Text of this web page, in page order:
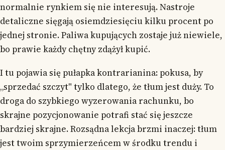
normalnie rynkiem się nie interesują. Nastroje
detaliczne sięgają osiemdziesięciu kilku procent po
jednej stronie. Paliwa kupujących zostaje już niewiele,
bo prawie każdy chętny zdążył kupić.
I tu pojawia się pułapka kontrarianina: pokusa, by
„sprzedać szczyt" tylko dlatego, że tłum jest duży. To
droga do szybkiego wyzerowania rachunku, bo
skrajne pozycjonowanie potrafi stać się jeszcze
bardziej skrajne. Rozsądna lekcja brzmi inaczej: tłum
jest twoim sprzymierzeńcem w środku trendu i